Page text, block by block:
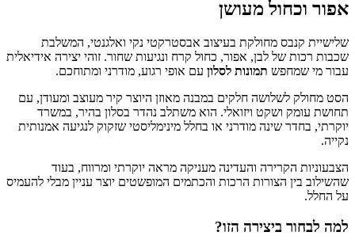
אפור וכחול מעושן
שלישיית קנבס מחולקת בעיצוב אבסטרקטי נקי ואלגנטי, המשלבת
שכבות רכות של לבן, אפור, כחול קרח ונגיעות שחור. זוהי יצירה אידיאלית
עבור מי שמחפש תמונות לסלון עם אופי רגוע, מודרני ומתוחכם.
הסט מחולק לשלושה חלקים במבנה מאוזן היוצר קיר מעוצב ומעודן, עם
תחושת עומק ושקט ויזואלי. הוא משתלב נהדר בסלון בהיר, במשרד
יוקרתי, בחדר שינה מודרני או בחלל מינימליסטי שזקוק לנגיעה אמנותית
נקייה.
הצבעוניות הקרירה והעדינה מעניקה מראה יוקרתי ומרווח, בעוד
שהשילוב בין הצורות הרכות והכתמים המופשטים יוצר עניין מבלי להעמיס
על החלל.
למה לבחור ביצירה הזו?